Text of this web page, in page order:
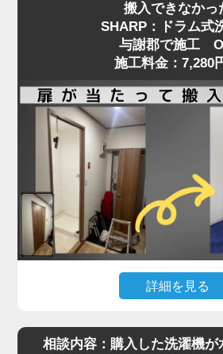
身での無理な設置は事故や水漏
すので、専門の業者にお任せいた
す。お困りの際は、ぜひお気軽
から「設置はできない」と断ら
なご相談を、与謝郡で施工をご
からいただきました。設置予定
洗濯機は、洗面台・壁・ドア枠
る必要があり、数センチの誤差
した。
さらに、他の業者にも断られた
ご連絡をいただいた際には「設
からず困っている」とのお声も
えで、洗濯パンと各障害物との距
がら、数ミリ単位で位置調整し、
を完了しました。施工料金は
大変ご満足いただけました。
「スペースが狭い」「他社に断
い設置条件でも対応可能なケー
搬入できなかっ
SHARP：ドラム式
与謝郡で施工
施工料金：7,280
詳細を見る
っとした障害が設置を難しくす
相談内容：購入した洗濯機が